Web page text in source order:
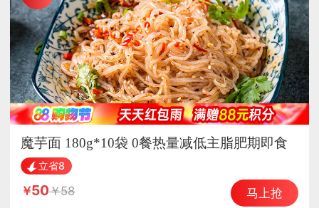
魔芋面 180g*10袋 0餐热量减低主脂肥期即食
主食品
立省8
50 58 马上抢